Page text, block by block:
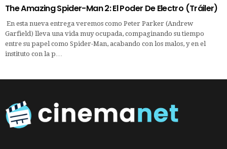
The Amazing Spider-Man 2: El Poder De Electro (Tráiler)
En esta nueva entrega veremos como Peter Parker (Andrew
Garfield) lleva una vida muy ocupada, compaginando su tiempo
entre su papel como Spider-Man, acabando con los malos, y en el
instituto con la p…